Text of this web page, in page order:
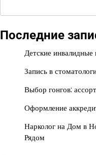
Последние
Детские
Запись в
Выбор гонгов:
Оформление
Нарколог на Дом в
Рядом